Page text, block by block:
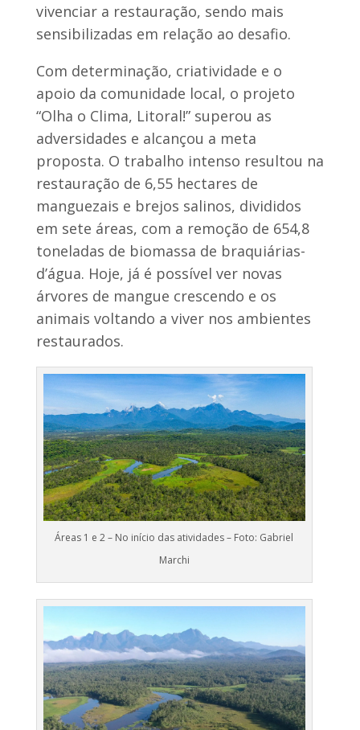
vivenciar a restauração, sendo mais
sensibilizadas em relação ao desafio.
Com determinação, criatividade e o
apoio da comunidade local, o projeto
“Olha o Clima, Litoral!” superou as
adversidades e alcançou a meta
proposta. O trabalho intenso resultou na
restauração de 6,55 hectares de
manguezais e brejos salinos, divididos
em sete áreas, com a remoção de 654,8
toneladas de biomassa de braquiárias-
d’água. Hoje, já é possível ver novas
árvores de mangue crescendo e os
animais voltando a viver nos ambientes
restaurados.
Áreas 1 e 2 – No início das atividades – Foto: Gabriel
Marchi